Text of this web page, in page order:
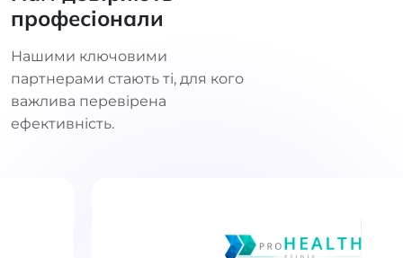
професіонали
Нашими ключовими
партнерами стають ті, для кого
важлива перевірена
ефективність.